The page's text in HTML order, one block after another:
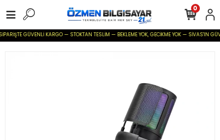
GÜVENLİ KARGO — STOKTAN TESLİM — BEKLEME YOK, GECİKME YOK — SİVAS'IN
0